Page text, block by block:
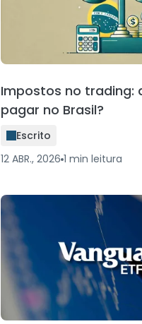
Impostos no trading:
pagar no Brasil?
Escrito
12 ABR., 2026 1 min leitura